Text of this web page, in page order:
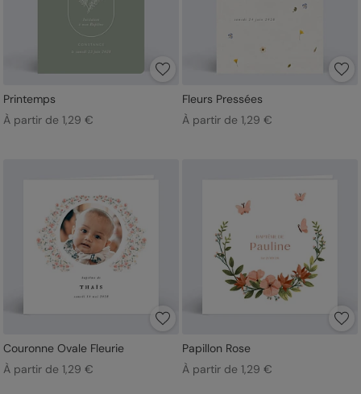
Printemps
À partir de 1,29 €
Fleurs Pressées
À partir de 1,29 €
Couronne Ovale Fleurie
À partir de 1,29 €
Papillon Rose
À partir de 1,29 €